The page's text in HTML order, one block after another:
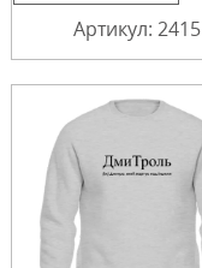
Артикул: 2415